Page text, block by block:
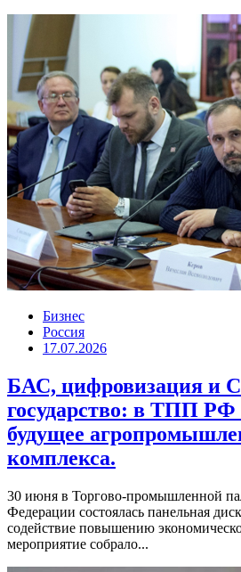
Бизнес
Россия
17.07.2026
БАС, цифровизация и
государство: в ТПП РФ
будущее
комплекса.
30 июня в Торгово-промышленной
Федерации состоялась панельная
содействие повышению
мероприятие собрало...